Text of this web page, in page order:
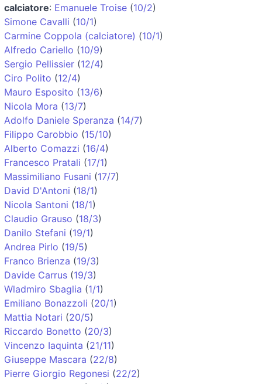
calciatore: Emanuele Troise (10/2)
Simone Cavalli (10/1)
Carmine Coppola (calciatore) (10/1)
Alfredo Cariello (10/9)
Sergio Pellissier (12/4)
Ciro Polito (12/4)
Mauro Esposito (13/6)
Nicola Mora (13/7)
Adolfo Daniele Speranza (14/7)
Filippo Carobbio (15/10)
Alberto Comazzi (16/4)
Francesco Pratali (17/1)
Massimiliano Fusani (17/7)
David D'Antoni (18/1)
Nicola Santoni (18/1)
Claudio Grauso (18/3)
Danilo Stefani (19/1)
Andrea Pirlo (19/5)
Franco Brienza (19/3)
Davide Carrus (19/3)
Wladmiro Sbaglia (1/1)
Emiliano Bonazzoli (20/1)
Mattia Notari (20/5)
Riccardo Bonetto (20/3)
Vincenzo Iaquinta (21/11)
Giuseppe Mascara (22/8)
Pierre Giorgio Regonesi (22/2)